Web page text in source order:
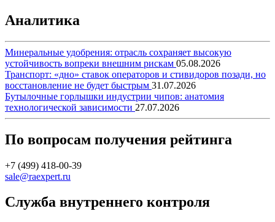
Аналитика
Минеральные удобрения: отрасль сохраняет высокую
устойчивость вопреки внешним рискам 05.08.2026
Транспорт: «дно» ставок операторов и стивидоров позади, но
восстановление не будет быстрым 31.07.2026
Бутылочные горлышки индустрии чипов: анатомия
технологической зависимости 27.07.2026
По вопросам получения рейтинга
+7 (499) 418-00-39
sale@raexpert.ru
Служба внутреннего контроля